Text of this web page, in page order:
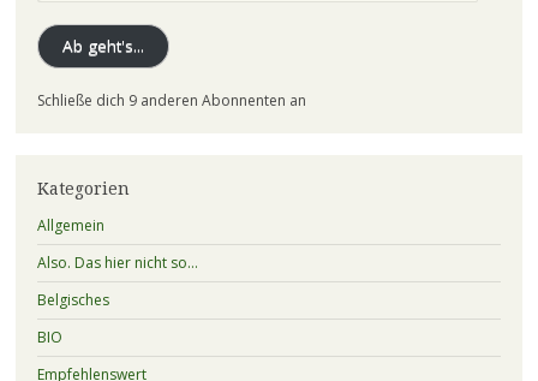
Ab geht's...
Schließe dich 9 anderen Abonnenten an
Kategorien
Allgemein
Also. Das hier nicht so…
Belgisches
BIO
Empfehlenswert